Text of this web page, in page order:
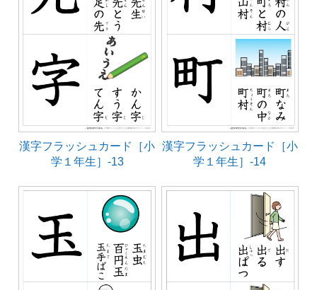
漢字フラッシュカード［小
学１年生］-13
漢字フラッシュカード［小
学１年生］-14